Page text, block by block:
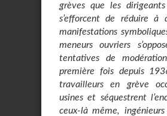
grèves que les dirigeants
s’efforcent de réduire à
manifestations
meneurs ouvriers
tentatives de
première fois depuis
travailleurs en grève
usines et séquestrent
ceux-là même,